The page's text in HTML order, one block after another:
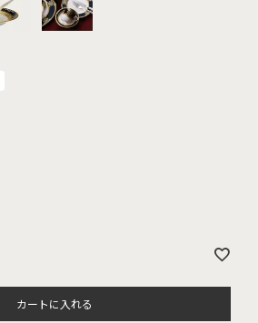
カートに入れる